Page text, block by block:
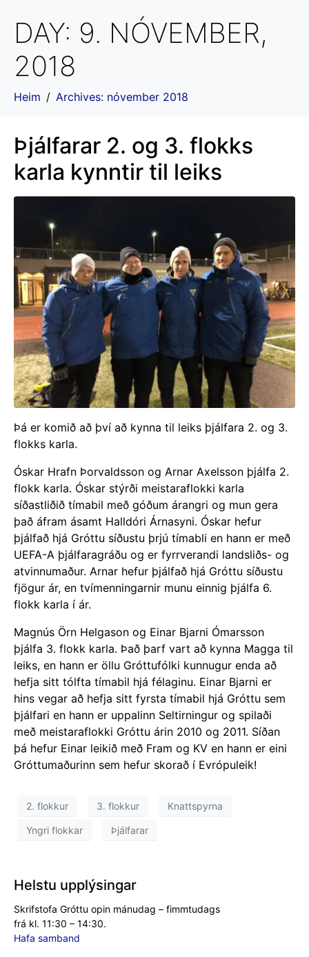
DAY: 9. NÓVEMBER,
2018
Heim Archives: nóvember 2018
Þjálfarar 2. og 3. flokks
karla kynntir til leiks
Þá er komið að því að kynna til leiks þjálfara 2. og 3.
flokks karla.
Óskar Hrafn Þorvaldsson og Arnar Axelsson þjálfa 2.
flokk karla. Óskar stýrði meistaraflokki karla
síðastliðið tímabil með góðum árangri og mun gera
það áfram ásamt Halldóri Árnasyni. Óskar hefur
þjálfað hjá Gróttu síðustu þrjú tímabli en hann er með
UEFA-A þjálfaragráðu og er fyrrverandi landsliðs- og
atvinnumaður. Arnar hefur þjálfað hjá Gróttu síðustu
fjögur ár, en tvímenningarnir munu einnig þjálfa 6.
flokk karla í ár.
Magnús Örn Helgason og Einar Bjarni Ómarsson
þjálfa 3. flokk karla. Það þarf vart að kynna Magga til
leiks, en hann er öllu Gróttufólki kunnugur enda að
hefja sitt tólfta tímabil hjá félaginu. Einar Bjarni er
hins vegar að hefja sitt fyrsta tímabil hjá Gróttu sem
þjálfari en hann er uppalinn Seltirningur og spilaði
með meistaraflokki Gróttu árin 2010 og 2011. Síðan
þá hefur Einar leikið með Fram og KV en hann er eini
Gróttumaðurinn sem hefur skorað í Evrópuleik!
2. flokkur 3. flokkur Knattspyrna
Yngri flokkar Þjálfarar
Helstu upplýsingar
Skrifstofa Gróttu opin mánudag – fimmtudags
frá kl. 11:30 – 14:30.
Hafa samband